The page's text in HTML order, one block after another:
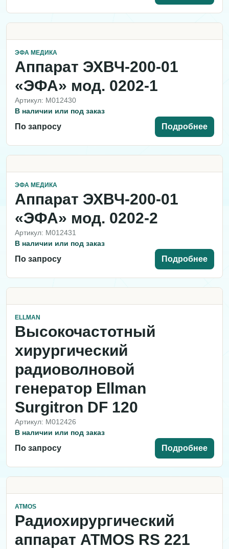
ЭФА МЕДИКА
Аппарат ЭХВЧ-200-01
«ЭФА» мод. 0202-1
Артикул: M012430
В наличии или под заказ
По запросу Подробнее
ЭФА МЕДИКА
Аппарат ЭХВЧ-200-01
«ЭФА» мод. 0202-2
Артикул: M012431
В наличии или под заказ
По запросу Подробнее
ELLMAN
Высокочастотный
хирургический
радиоволновой
генератор Ellman
Surgitron DF 120
Артикул: M012426
В наличии или под заказ
По запросу Подробнее
ATMOS
Радиохирургический
аппарат ATMOS RS 221